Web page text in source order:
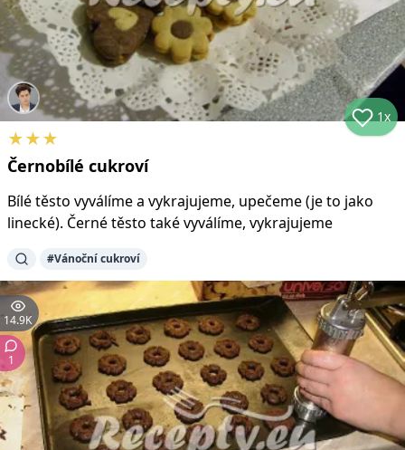
1x
★★★
Černobílé cukroví
Bílé těsto vyválíme a vykrajujeme, upečeme (je to jako
linecké). Černé těsto také vyválíme, vykrajujeme
#Vánoční cukroví
14.9K
1